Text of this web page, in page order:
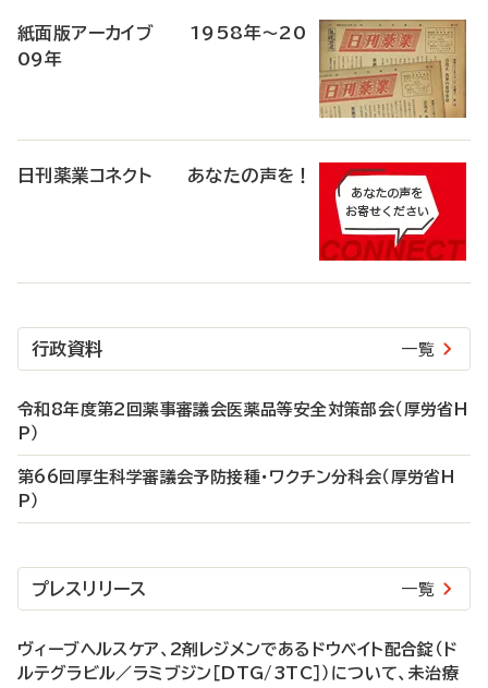
紙面版アーカイブ 1958年～20
09年
日刊薬業コネクト あなたの声を！
行政資料 一覧
令和8年度第2回薬事審議会医薬品等安全対策部会（厚労省H
P）
第66回厚生科学審議会予防接種・ワクチン分科会（厚労省H
P）
プレスリリース 一覧
ヴィーブヘルスケア、2剤レジメンであるドウベイト配合錠（ド
ルテグラビル／ラミブジン［DTG/3TC］）について、未治療